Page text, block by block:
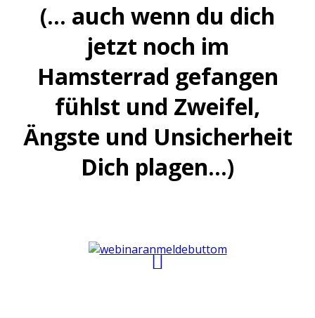
(... auch wenn du dich
jetzt noch im
Hamsterrad gefangen
fühlst und Zweifel,
Ängste und Unsicherheit
Dich plagen...)